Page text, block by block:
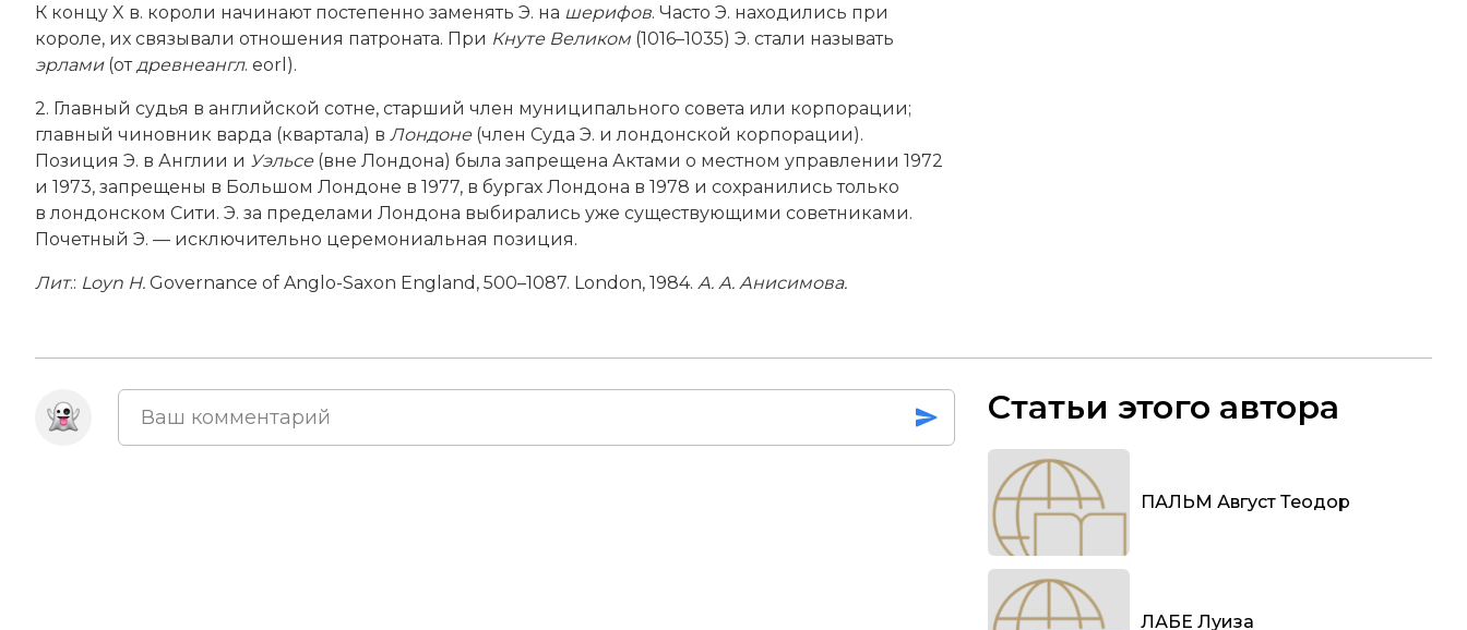
К концу X в. короли начинают постепенно заменять Э. на шерифов. Часто Э. находились при
короле, их связывали отношения патроната. При Кнуте Великом (1016–1035) Э. стали называть
эрлами(от древнеангл. eorl).
2. Главный судья в английской сотне, старший член муниципального совета или корпорации;
главный чиновник варда (квартала) в Лондоне(член Суда Э. и лондонской корпорации).
Позиция Э. в Англии и Уэльсе(вне Лондона) была запрещена Актами о местном управлении 1972
и 1973, запрещены в Большом Лондоне в 1977, в бургах Лондона в 1978 и сохранились только
в лондонском Сити. Э. за пределами Лондона выбирались уже существующими советниками.
Почетный Э. — исключительно церемониальная позиция.
Лит.: Loyn H. Governance of Anglo-­Saxon England, 500–1087. London, 1984. А. А. Анисимова.
Статьи этого автора
ПАЛЬМ Август Теодор
ЛАБЕ Луиза